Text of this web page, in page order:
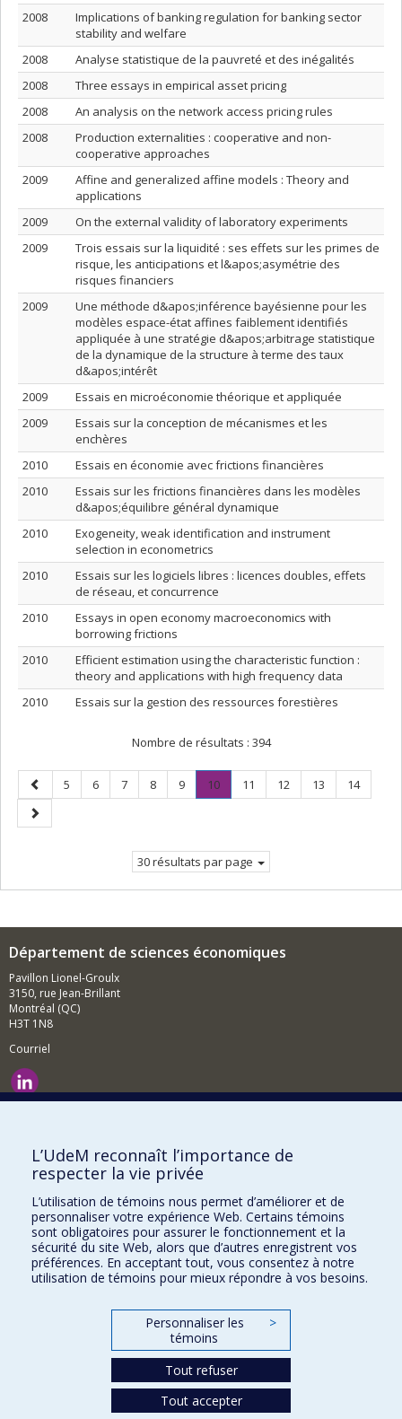
2008
Implications of banking regulation for banking sector
stability and welfare
2008
Analyse statistique de la pauvreté et des inégalités
2008
Three essays in empirical asset pricing
2008
An analysis on the network access pricing rules
2008
Production externalities : cooperative and non-
cooperative approaches
2009
Affine and generalized affine models : Theory and
applications
2009
On the external validity of laboratory experiments
2009
Trois essais sur la liquidité : ses effets sur les primes de
risque, les anticipations et l&apos;asymétrie des
risques financiers
2009
Une méthode d&apos;inférence bayésienne pour les
modèles espace-état affines faiblement identifiés
appliquée à une stratégie d&apos;arbitrage statistique
de la dynamique de la structure à terme des taux
d&apos;intérêt
2009
Essais en microéconomie théorique et appliquée
2009
Essais sur la conception de mécanismes et les
enchères
2010
Essais en économie avec frictions financières
2010
Essais sur les frictions financières dans les modèles
d&apos;équilibre général dynamique
2010
Exogeneity, weak identification and instrument
selection in econometrics
2010
Essais sur les logiciels libres : licences doubles, effets
de réseau, et concurrence
2010
Essays in open economy macroeconomics with
borrowing frictions
2010
Efficient estimation using the characteristic function :
theory and applications with high frequency data
2010
Essais sur la gestion des ressources forestières
Nombre de résultats : 394
Page
précédente
Page
5 Page
6 Page
7 Page
8 Page
9 Page
10.
Page
Page
11 Page
12 Page
13 Page
14
Page
suivante
30 résultats par page
Département de sciences économiques
Pavillon Lionel-Groulx
3150, rue Jean-Brillant
Montréal (QC)
H3T 1N8
Courriel
Comment soutenir le Département?
BESOIN D'AIDE?
Plan du site
Signaler une erreur
Accessibilité
FACULTÉ DES ARTS ET DES SCIENCES
Nos départements et écoles
L’UdeM reconnaît l’importance de
respecter la vie privée
L’utilisation de témoins nous permet d’améliorer et de
personnaliser votre expérience Web. Certains témoins
sont obligatoires pour assurer le fonctionnement et la
sécurité du site Web, alors que d’autres enregistrent vos
préférences. En acceptant tout, vous consentez à notre
utilisation de témoins pour mieux répondre à vos besoins.
Personnaliser les
témoins
>
Tout refuser
Tout accepter